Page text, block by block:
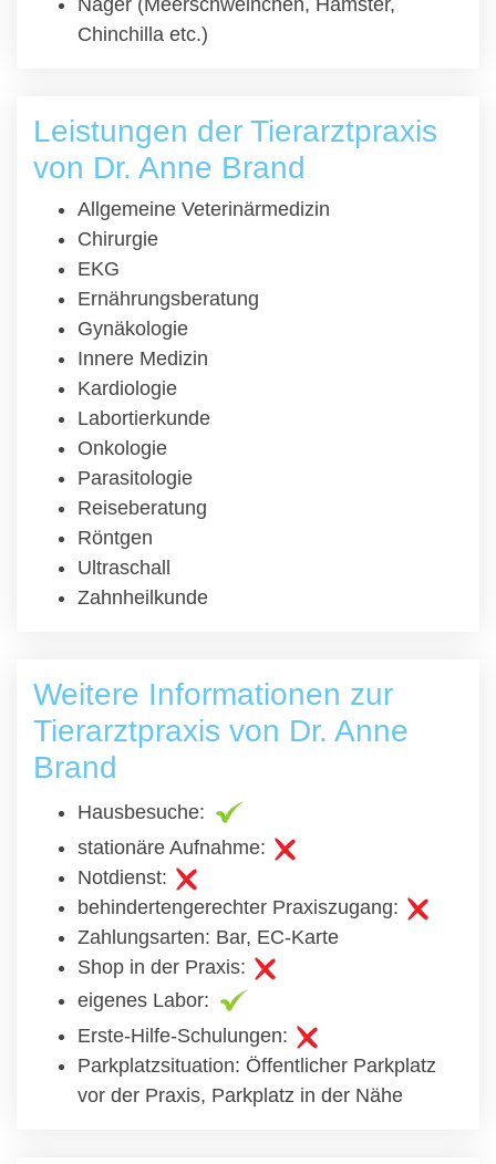
Nager (Meerschweinchen, Hamster,
Chinchilla etc.)
Leistungen der Tierarztpraxis
von Dr. Anne Brand
Allgemeine Veterinärmedizin
Chirurgie
EKG
Ernährungsberatung
Gynäkologie
Innere Medizin
Kardiologie
Labortierkunde
Onkologie
Parasitologie
Reiseberatung
Röntgen
Ultraschall
Zahnheilkunde
Weitere Informationen zur
Tierarztpraxis von Dr. Anne
Brand
Hausbesuche:
stationäre Aufnahme:
Notdienst:
behindertengerechter Praxiszugang:
Zahlungsarten: Bar, EC-Karte
Shop in der Praxis:
eigenes Labor:
Erste-Hilfe-Schulungen:
Parkplatzsituation: Öffentlicher Parkplatz
vor der Praxis, Parkplatz in der Nähe